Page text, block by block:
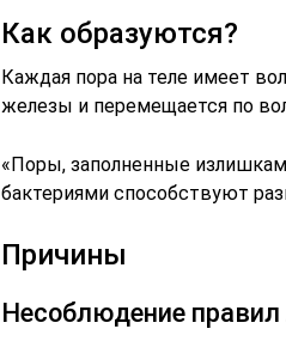
Как образуются?
Каждая пора на теле имеет
железы и перемещается по
«Поры, заполненные
бактериями способствуют
Причины
Несоблюдение правил